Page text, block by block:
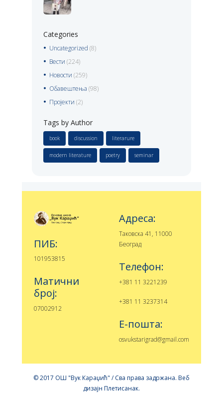
Categories
Uncategorized (8)
Вести (224)
Новости (259)
Обавештења (98)
Пројекти (2)
Tags by Author
book discussion literarure
modern literature poetry seminar
ПИБ:
101953815
Матични
број:
07002912
Адреса:
Таковска 41, 11000
Београд
Телефон:
+381 11 3221239
+381 11 3237314
Е-пошта:
osvukstarigrad@gmail.com
© 2017 ОШ "Вук Караџић" / Сва права задржана. Веб
дизајн Плетисанак.